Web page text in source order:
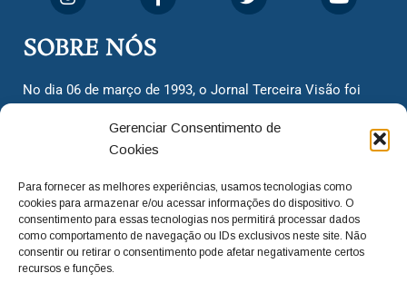
Gerenciar Consentimento de
Cookies
Para fornecer as melhores experiências, usamos tecnologias como
cookies para armazenar e/ou acessar informações do dispositivo. O
consentimento para essas tecnologias nos permitirá processar dados
como comportamento de navegação ou IDs exclusivos neste site. Não
consentir ou retirar o consentimento pode afetar negativamente certos
recursos e funções.
SOBRE NÓS
No dia 06 de março de 1993, o Jornal Terceira Visão foi
cidadãos valinhenses, já que naquela época só existiam
dois jornais. Há mais de 30 anos, o jornal continua
com o foco de trazer as melhores notícias. Nunca
deixamos de lado as necessidades do cidadão, sempre
questionando os órgãos públicos em busca de melhorias
para a cidade e sempre cobrando resoluções para casos